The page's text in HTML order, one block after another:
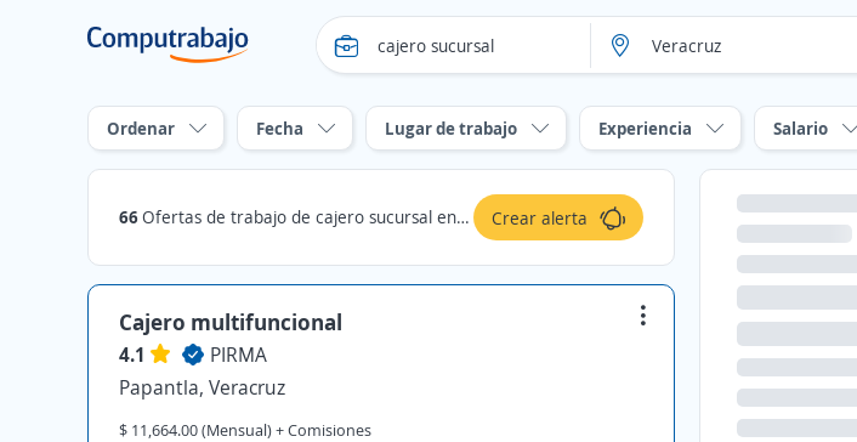
Ordenar Fecha Lugar de trabajo Experiencia Salario
66Ofertas de trabajo de cajero sucursal en Veracruz Crear alerta
Cajero multifuncional
4.1
PIRMA
Papantla, Veracruz
$ 11,664.00 (Mensual) + Comisiones